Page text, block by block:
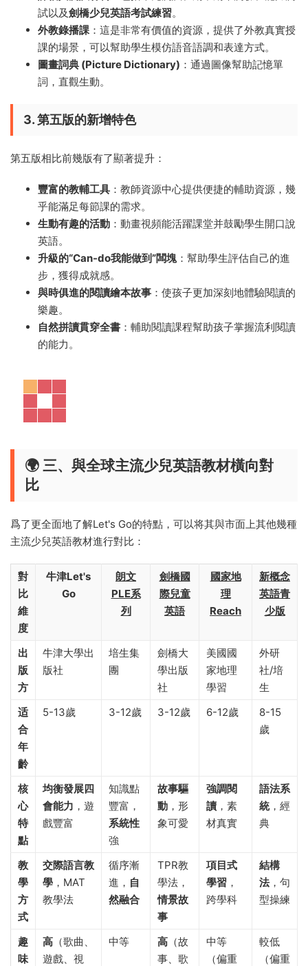
試以及劍橋少兒英語考試練習。
外教錄播課 ：這是非常有價值的資源，提供了外教真實授
課的場景，可以幫助學生模仿語音語調和表達方式。
圖畫詞典 (Picture Dictionary) ：通過圖像幫助記憶單
詞，直觀生動。
3. 第五版的新增特色
第五版相比前幾版有了顯著提升：
豐富的教輔工具 ：教師資源中心提供便捷的輔助資源，幾
乎能滿足每節課的需求。
生動有趣的活動 ：動畫視頻能活躍課堂并鼓勵學生開口說
英語。
升級的“Can-do我能做到”闆塊 ：幫助學生評估自己的進
步，獲得成就感。
與時俱進的閱讀繪本故事 ：使孩子更加深刻地體驗閱讀的
樂趣。
自然拼讀貫穿全書 ：輔助閱讀課程幫助孩子掌握流利閱讀
的能力。
🌍 三、與全球主流少兒英語教材橫向對
比
爲了更全面地了解Let's Go的特點，可以将其與市面上其他幾種
主流少兒英語教材進行對比：
對
比
維
度
牛津Let's
Go
朗文
PLE系
列
劍橋國
際兒童
英語
國家地
理
Reach
新概念
英語青
少版
出
版
方
牛津大學出
版社
培生集
團
劍橋大
學出版
社
美國國
家地理
學習
外研
社/培
生
适
合
年
齡
5-13歲 3-12歲 3-12歲 6-12歲
8-15
歲
核
心
特
點
均衡發展四
會能力 ，遊
戲豐富
知識點
豐富，
系統性
強
故事驅
動 ，形
象可愛
強調閱
讀 ，素
材真實
語法系
統，經
典
教
學
方
式
交際語言教
學 ，MAT
教學法
循序漸
進， 自
然融合
TPR教
學法，
情景故
事
項目式
學習 ，
跨學科
結構
法，句
型操練
趣
味
高 （歌曲、
遊戲、視
中等 高 （故
事、歌
中等
（偏重
較低
（偏重